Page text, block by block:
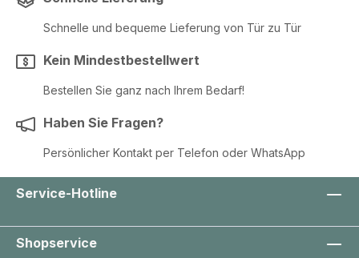
Schnelle und bequeme Lieferung von Tür zu Tür
Kein Mindestbestellwert
Bestellen Sie ganz nach Ihrem Bedarf!
Haben Sie Fragen?
Persönlicher Kontakt per Telefon oder WhatsApp
Service-Hotline
Shopservice